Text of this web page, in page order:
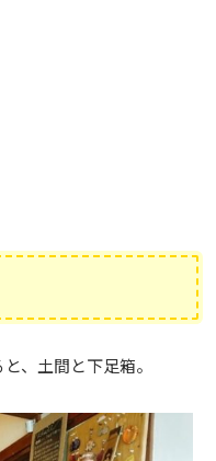
、土間と下足箱。